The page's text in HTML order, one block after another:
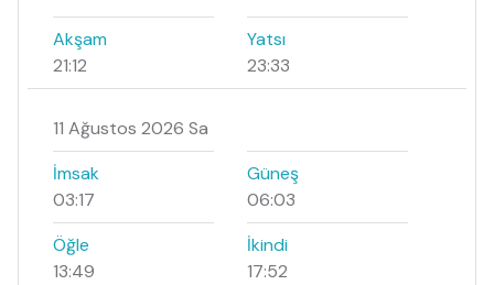
Akşam
21:12
Yatsı
23:33
11 Ağustos 2026 Sa
İmsak
03:17
Güneş
06:03
Öğle
13:49
İkindi
17:52